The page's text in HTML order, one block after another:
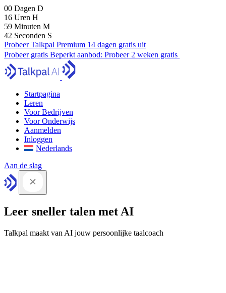
00 Dagen D
16 Uren H
59 Minuten M
41 Seconden S
Probeer Talkpal Premium 14 dagen gratis uit
Probeer gratis Beperkt aanbod: Probeer 2 weken gratis
Startpagina
Leren
Voor Bedrijven
Voor Onderwijs
Aanmelden
Inloggen
Nederlands
Aan de slag
Leer sneller talen met AI
Talkpal maakt van AI jouw persoonlijke taalcoach